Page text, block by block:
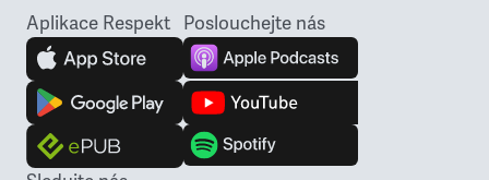
Aplikace Respekt
Poslouchejte nás